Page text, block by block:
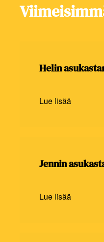
Helin
Lue lisää
Jennin
Lue lisää